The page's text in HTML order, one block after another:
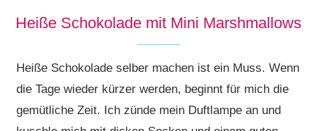
Heiße Schokolade mit Mini Marshmallows
Heiße Schokolade selber machen ist ein Muss. Wenn
die Tage wieder kürzer werden, beginnt für mich die
gemütliche Zeit. Ich zünde mein Duftlampe an und